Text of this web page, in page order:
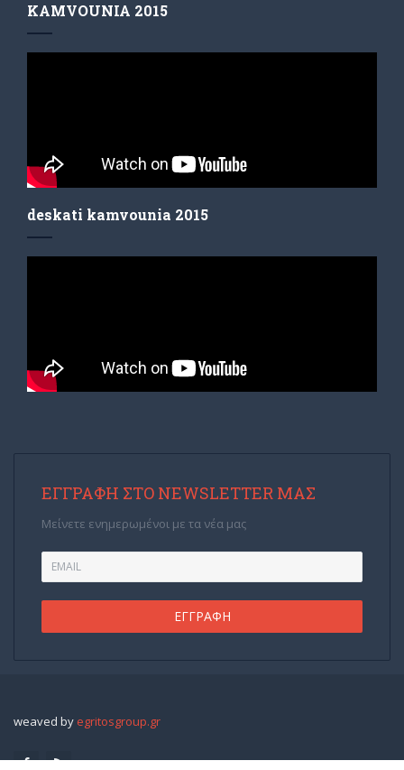
KAMVOUNIA 2015
deskati kamvounia 2015
ΕΓΓΡΑΦΉ ΣΤΟ NEWSLETTER ΜΑΣ
Μείνετε ενημερωμένοι με τα νέα μας
weaved by egritosgroup.gr